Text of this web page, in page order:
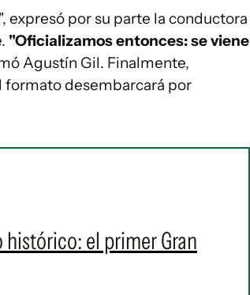
expresó por su parte la conductora
"Oficializamos entonces: se viene
Agustín Gil. Finalmente,
formato desembarcará por
histórico: el primer Gran